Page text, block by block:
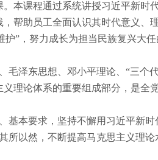
本课程通过系统讲授习近平新时
帮助员工全面认识其时代意义、
”，努力成长为担当民族复兴大任
泽东思想、邓小平理论、“三个
理论体系的重要组成部分，是全
本要求，坚持不懈用习近平新
以然，不断提高马克思主义理